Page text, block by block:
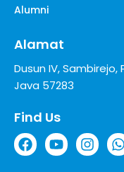
Alumni
Alamat
Dusun IV,
Java 57283
Find Us